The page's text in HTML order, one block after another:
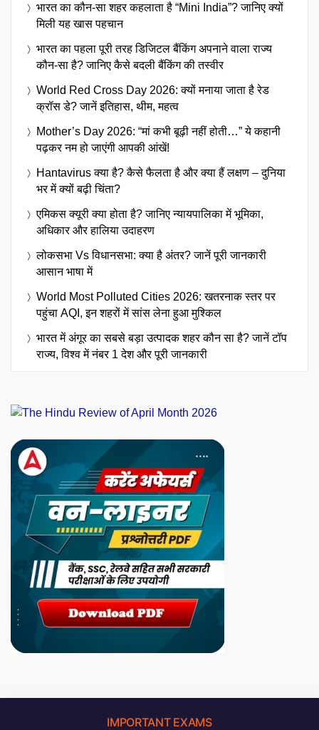
भारत का कौन-सा शहर कहलाता है “Mini India”? जानिए क्यों
मिली यह खास पहचान
भारत का पहला पूरी तरह डिजिटल बैंकिंग अपनाने वाला राज्य
कौन-सा है? जानिए कैसे बदली बैंकिंग की तस्वीर
World Red Cross Day 2026: क्यों मनाया जाता है रेड
क्रॉस डे? जानें इतिहास, थीम, महत्व
Mother’s Day 2026: “मां कभी बूढ़ी नहीं होती…” ये कहानी
पढ़कर नम हो जाएंगी आपकी आंखें!
Hantavirus क्या है? कैसे फैलता है और क्या हैं लक्षण – दुनिया
भर में क्यों बढ़ी चिंता?
एमिकस क्यूरी क्या होता है? जानिए न्यायपालिका में भूमिका,
अधिकार और हालिया उदाहरण
लोकसभा Vs विधानसभा: क्या है अंतर? जानें पूरी जानकारी
आसान भाषा में
World Most Polluted Cities 2026: खतरनाक स्तर पर
पहुंचा AQI, इन शहरों में सांस लेना हुआ मुश्किल
भारत में अंगूर का सबसे बड़ा उत्पादक शहर कौन सा है? जानें टॉप
राज्य, विश्व में नंबर 1 देश और पूरी जानकारी
IMPORTANT EXAMS